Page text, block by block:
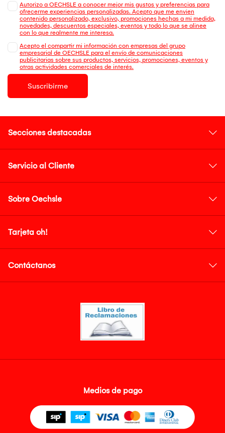
Autorizo a OECHSLE a conocer mejor mis gustos y preferencias para
ofrecerme experiencias personalizadas. Acepto que me envien
contenido personalizado, exclusivo, promociones hechas a mi medida,
novedades, descuentos especiales, eventos y todo lo que se alinee
con lo que realmente me interesa.
Acepto el compartir mi información con empresas del grupo
empresarial de OECHSLE para el envío de comunicaciones
publicitarias sobre sus productos, servicios, promociones, eventos y
otras actividades comerciales de interés.
Suscribirme
Secciones destacadas
Servicio al Cliente
Sobre Oechsle
Tarjeta oh!
Contáctanos
Medios de pago